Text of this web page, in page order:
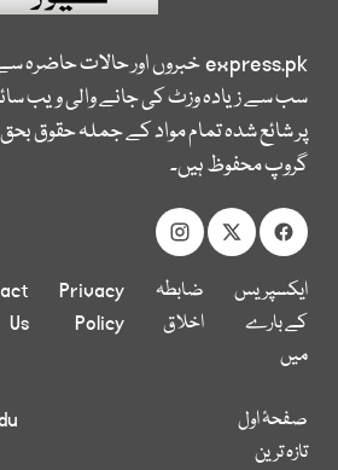
express.pkخبروں اور حالات حاضرہ
سب سے زیادہ وزٹ کی جانے والی ویب
پر شائع شدہ تمام مواد کے جملہ حقوق
گروپ محفوظ ہیں۔
ایکسپریس
کے بارے
میں
ضابطہ
اخلاق
Privacy
Policy
Us
صفحۂ اول
تازہ ترین